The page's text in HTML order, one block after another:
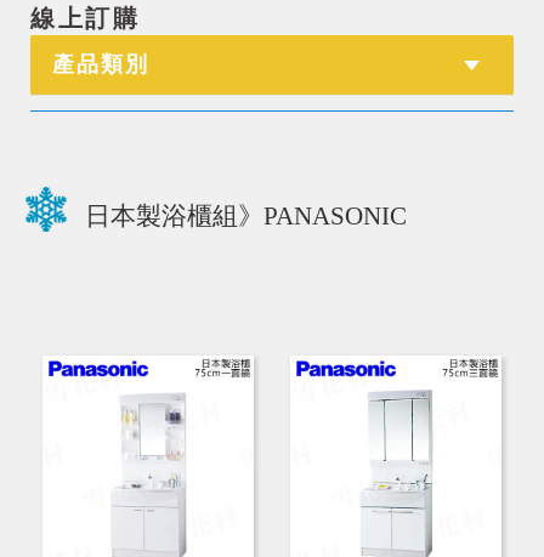
線上訂購
產品類別
日本製浴櫃組》PANASONIC